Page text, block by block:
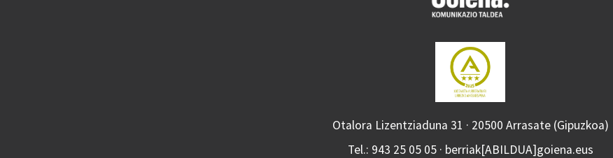
Otalora Lizentziaduna 31 · 20500 Arrasate (Gipuzkoa)
Tel.: 943 25 05 05 · berriak[ABILDUA]goiena.eus